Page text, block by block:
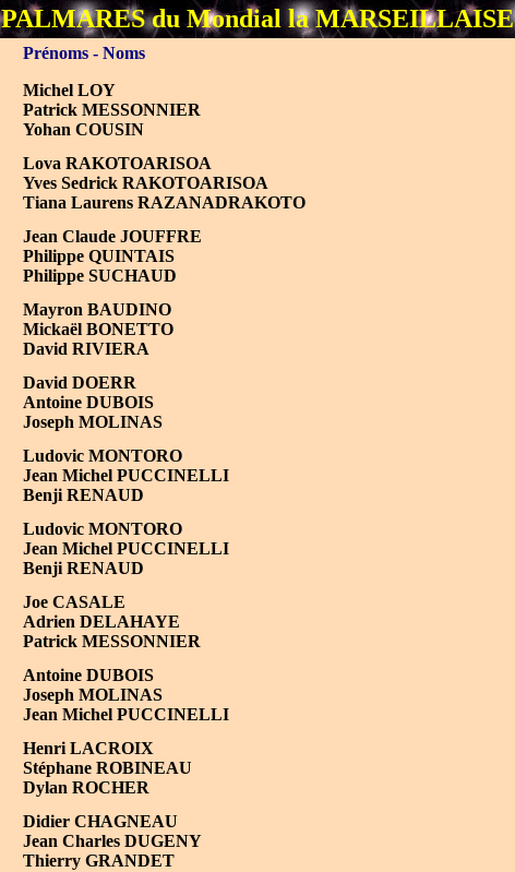
PALMARES du Mondial la MARSEILLAISE
Prénoms - Noms
Michel LOY
Patrick MESSONNIER
Yohan COUSIN
Lova RAKOTOARISOA
Yves Sedrick RAKOTOARISOA
Tiana Laurens RAZANADRAKOTO
Jean Claude JOUFFRE
Philippe QUINTAIS
Philippe SUCHAUD
Mayron BAUDINO
Mickaël BONETTO
David RIVIERA
David DOERR
Antoine DUBOIS
Joseph MOLINAS
Ludovic MONTORO
Jean Michel PUCCINELLI
Benji RENAUD
Ludovic MONTORO
Jean Michel PUCCINELLI
Benji RENAUD
Joe CASALE
Adrien DELAHAYE
Patrick MESSONNIER
Antoine DUBOIS
Joseph MOLINAS
Jean Michel PUCCINELLI
Henri LACROIX
Stéphane ROBINEAU
Dylan ROCHER
Didier CHAGNEAU
Jean Charles DUGENY
Thierry GRANDET